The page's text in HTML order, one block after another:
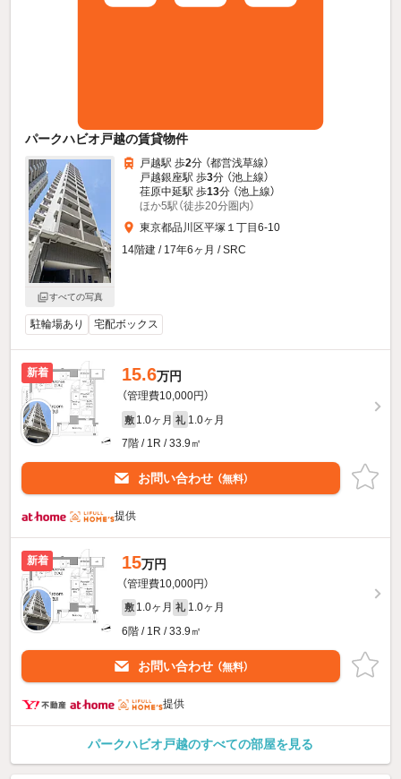
パークハビオ戸越の賃貸物件
すべての写真
戸越駅 歩2分 （都営浅草線）
戸越銀座駅 歩3分 （池上線）
荏原中延駅 歩13分 （池上線）
ほか5駅（徒歩20分圏内）
東京都品川区平塚１丁目6-10
14階建 / 17年6ヶ月 / SRC
駐輪場あり 宅配ボックス
新着 15.6万円
（管理費10,000円）
敷 1.0ヶ月 礼 1.0ヶ月
7階 / 1R / 33.9㎡
お問い合わせ （無料）
提供
新着 15万円
（管理費10,000円）
敷 1.0ヶ月 礼 1.0ヶ月
6階 / 1R / 33.9㎡
お問い合わせ （無料）
提供
パークハビオ戸越のすべての部屋を見る